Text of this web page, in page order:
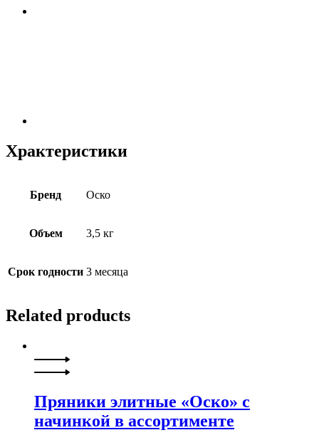
Храктеристики
Бренд Оско
Объем 3,5 кг
Срок годности 3 месяца
Related products
Пряники элитные «Оско» с
начинкой в ассортименте